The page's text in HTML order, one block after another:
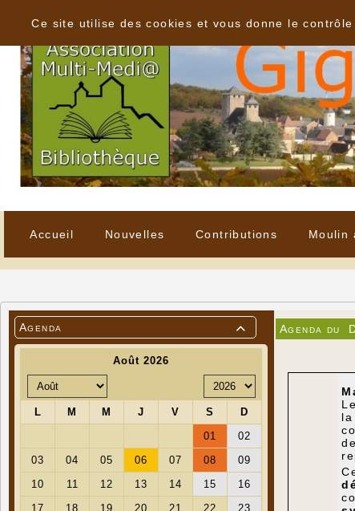
Accueil Nouvelles Contributions Moulin

Agenda Agenda du
la
Ce site utilise des cookies et vous donne le